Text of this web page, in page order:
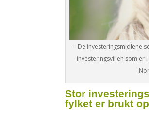
– De investeringsmidlene
investeringsviljen som er
Stor
fylket er brukt